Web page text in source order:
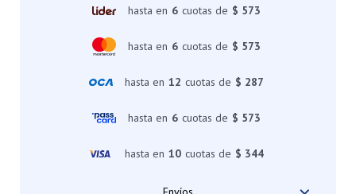
hasta en 6 cuotas de $ 573
hasta en 6 cuotas de $ 573
hasta en 12 cuotas de $ 287
hasta en 6 cuotas de $ 573
hasta en 10 cuotas de $ 344